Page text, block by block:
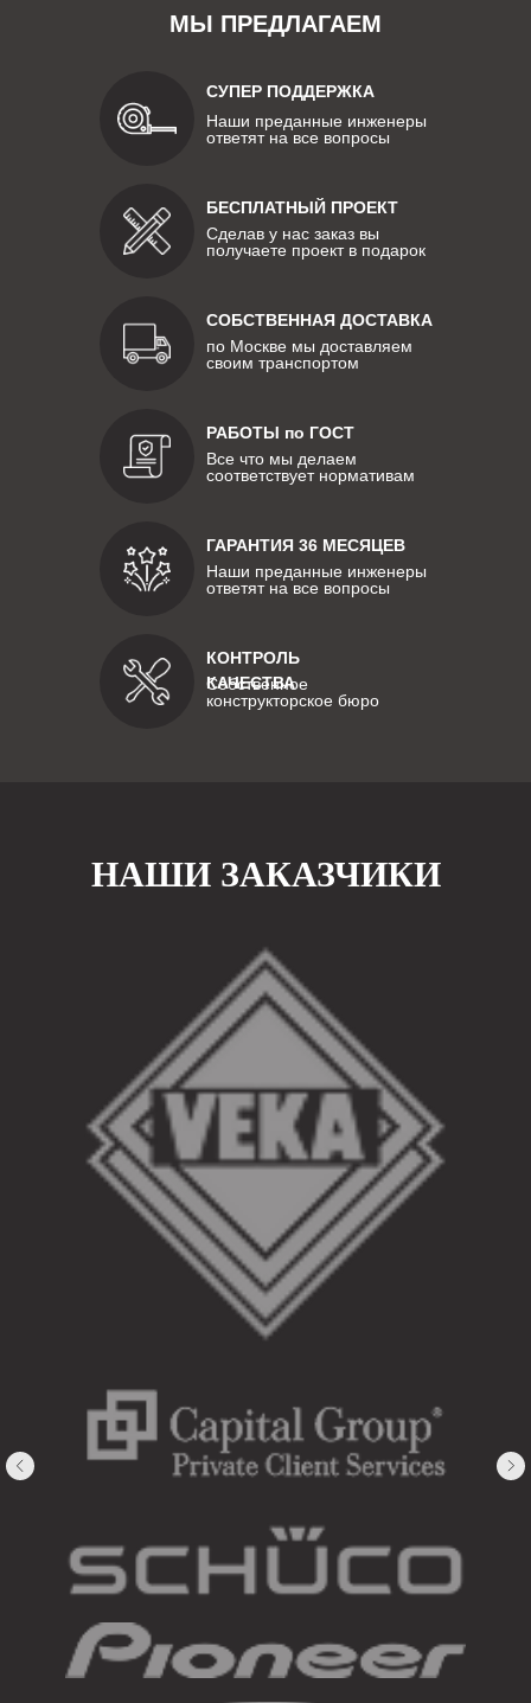
МЫ ПРЕДЛАГАЕМ
СУПЕР ПОДДЕРЖКА
Наши преданные инженеры
ответят на все вопросы
БЕСПЛАТНЫЙ ПРОЕКТ
Сделав у нас заказ вы
получаете проект в подарок
СОБСТВЕННАЯ ДОСТАВКА
по Москве мы доставляем
своим транспортом
РАБОТЫ по ГОСТ
Все что мы делаем
соответствует нормативам
КОНТРОЛЬ
КАЧЕСТВА
Собственное
конструкторское бюро
ГАРАНТИЯ 36 МЕСЯЦЕВ
Наши преданные инженеры
ответят на все вопросы
НАШИ ЗАКАЗЧИКИ